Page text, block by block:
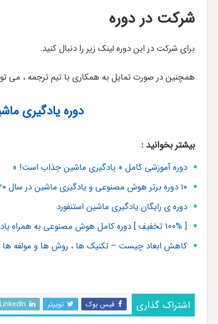
شرکت در دوره
برای شرکت در این دوره لینک زیر را دنبال کنید.
همچنین در صورت تمایل به همکاری با تیم ترجمه ، می
دوره یادگیری
بیشتر بخوانید :
دوره آموزشی کامل « یادگیری ماشین جذاب است! »
۱۰ دوره برتر هوش مصنوعی و یادگیری ماشین در سال ۲۰۲۰
دوره ی رایگان یادگیری ماشین استنفورد
[ ۱۰۰% تخفیف ] دوره کامل هوش مصنوعی به همراه یادگیری عمیق [ ۱۰٫۵ ساعت ]
کاهش ابعاد چیست – تکنیک ها ، روش ها و مولفه ها
اشتراک گذاری فیس بوک توییتر LinkedIn